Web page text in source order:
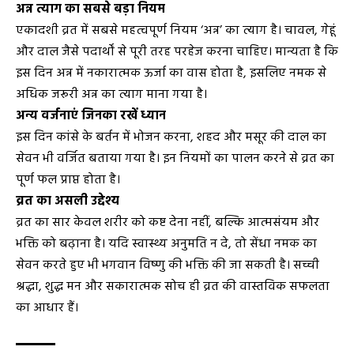
अन्न त्याग का सबसे बड़ा नियम
एकादशी व्रत में सबसे महत्वपूर्ण नियम ‘अन्न’ का त्याग है। चावल, गेहूं
और दाल जैसे पदार्थों से पूरी तरह परहेज करना चाहिए। मान्यता है कि
इस दिन अन्न में नकारात्मक ऊर्जा का वास होता है, इसलिए नमक से
अधिक जरूरी अन्न का त्याग माना गया है।
अन्य वर्जनाएं जिनका रखें ध्यान
इस दिन कांसे के बर्तन में भोजन करना, शहद और मसूर की दाल का
सेवन भी वर्जित बताया गया है। इन नियमों का पालन करने से व्रत का
पूर्ण फल प्राप्त होता है।
व्रत का असली उद्देश्य
व्रत का सार केवल शरीर को कष्ट देना नहीं, बल्कि आत्मसंयम और
भक्ति को बढ़ाना है। यदि स्वास्थ्य अनुमति न दे, तो सेंधा नमक का
सेवन करते हुए भी भगवान विष्णु की भक्ति की जा सकती है। सच्ची
श्रद्धा, शुद्ध मन और सकारात्मक सोच ही व्रत की वास्तविक सफलता
का आधार हैं।